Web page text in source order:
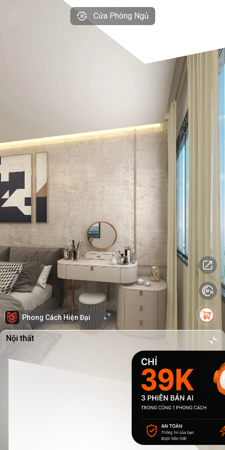
Cửa Phòng Ngủ
Phong Cách Hiện Đại
Nội thất